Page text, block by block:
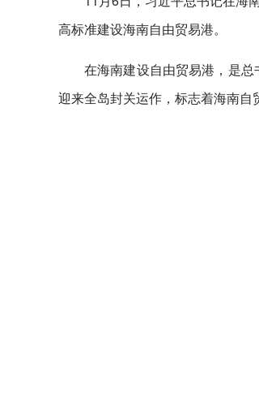
高标准建设海南自由贸易港。
在海南建设自由贸易港，是
迎来全岛封关运作，标志着海南自